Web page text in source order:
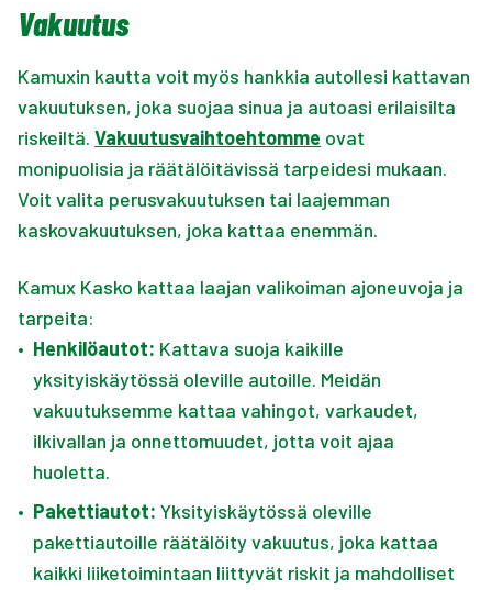
Vakuutus
Kamuxin kautta voit myös hankkia autollesi kattavan
vakuutuksen, joka suojaa sinua ja autoasi erilaisilta
riskeiltä. Vakuutusvaihtoehtomme ovat
monipuolisia ja räätälöitävissä tarpeidesi mukaan.
Voit valita perusvakuutuksen tai laajemman
kaskovakuutuksen, joka kattaa enemmän.
Kamux Kasko kattaa laajan valikoiman ajoneuvoja ja
tarpeita:
• Henkilöautot: Kattava suoja kaikille
yksityiskäytössä oleville autoille. Meidän
vakuutuksemme kattaa vahingot, varkaudet,
ilkivallan ja onnettomuudet, jotta voit ajaa
huoletta.
• Pakettiautot: Yksityiskäytössä oleville
pakettiautoille räätälöity vakuutus, joka kattaa
kaikki liiketoimintaan liittyvät riskit ja mahdolliset